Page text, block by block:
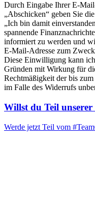
Durch Eingabe Ihrer E-
„Abschicken“ geben Sie
„Ich bin damit
spannende
informiert zu werden und
E-Mail-Adresse zum
Diese Einwilligung kann
Gründen mit Wirkung für
Rechtmäßigkeit der bis
im Falle des Widerrufs
Willst du Teil unserer
Werde jetzt Teil vom